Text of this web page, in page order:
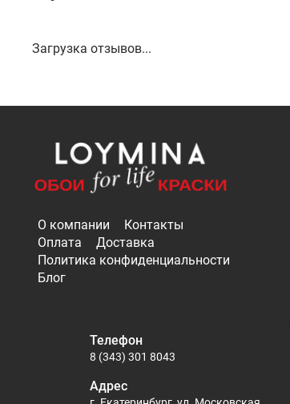
Загрузка отзывов...
О компании
Контакты
Оплата
Доставка
Политика конфиденциальности
Блог
Телефон
8 (343) 301 8043
Адрес